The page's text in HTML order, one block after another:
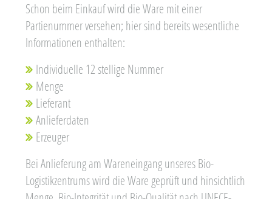
Schon beim Einkauf wird die Ware mit einer
Partienummer versehen; hier sind bereits wesentliche
Informationen enthalten:
Individuelle 12 stellige Nummer
Menge
Lieferant
Anlieferdaten
Erzeuger
Bei Anlieferung am Wareneingang unseres Bio-
Logistikzentrums wird die Ware geprüft und hinsichtlich